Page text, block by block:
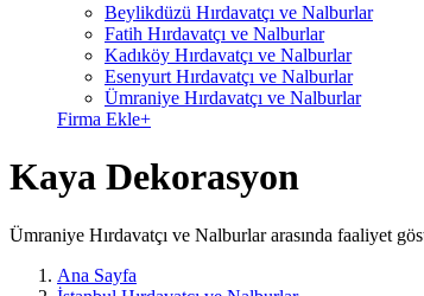
Beylikdüzü Hırdavatçı ve Nalburlar
Fatih Hırdavatçı ve Nalburlar
Kadıköy Hırdavatçı ve Nalburlar
Esenyurt Hırdavatçı ve Nalburlar
Ümraniye Hırdavatçı ve Nalburlar
Firma Ekle+
Kaya Dekorasyon
Ümraniye Hırdavatçı ve Nalburlar arasında faaliyet
Ana Sayfa